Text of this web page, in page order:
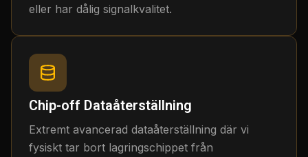
eller har dålig signalkvalitet.
Chip-off Dataåterställning
Extremt avancerad dataåterställning där vi
fysiskt tar bort lagringschippet från